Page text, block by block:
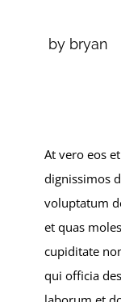
by bryan
At vero eos
dignissimos
voluptatum
et quas
cupiditate
qui officia